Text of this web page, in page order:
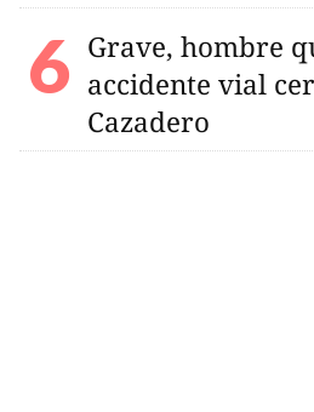
Grave, hombre
accidente vial
Cazadero